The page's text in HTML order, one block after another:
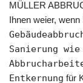
MÜLLER
Ihnen weier,
Sanierung
Entkernung für